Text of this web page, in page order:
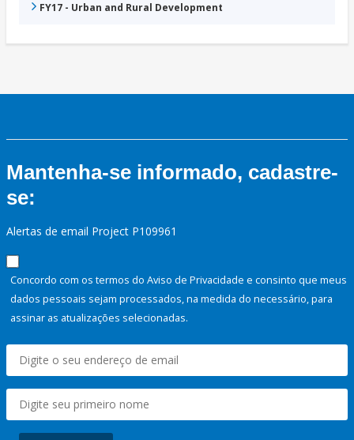
FY17 - Urban and Rural Development
Mantenha-se informado, cadastre-
se:
Alertas de email Project P109961
Concordo com os termos do Aviso de Privacidade e consinto que meus
dados pessoais sejam processados, na medida do necessário, para
assinar as atualizações selecionadas.